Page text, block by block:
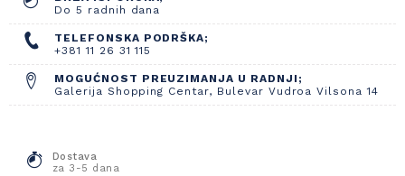
Do 5 radnih dana
TELEFONSKA PODRŠKA;
+381 11 26 31 115
MOGUĆNOST PREUZIMANJA U RADNJI;
Galerija Shopping Centar, Bulevar Vudroa Vilsona 14
Dostava
za 3-5 dana